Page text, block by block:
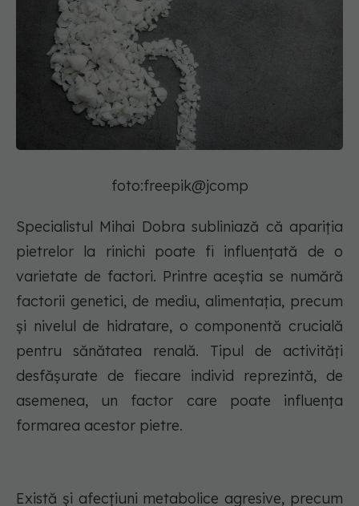
foto:freepik@jcomp
Specialistul Mihai Dobra subliniază că apariția
pietrelor la rinichi poate fi influențată de o
varietate de factori. Printre aceștia se numără
factorii genetici, de mediu, alimentația, precum
și nivelul de hidratare, o componentă crucială
pentru sănătatea renală. Tipul de activități
desfășurate de fiecare individ reprezintă, de
asemenea, un factor care poate influența
formarea acestor pietre.
Există și afecțiuni metabolice agresive, precum